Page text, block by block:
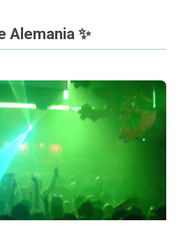
Alemania ✨